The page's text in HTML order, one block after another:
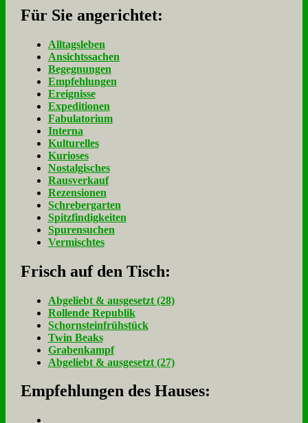
Für Sie an­ge­rich­tet:
Alltagsleben
Ansichtssachen
Begegnungen
Empfehlungen
Ereignisse
Expeditionen
Fabulatorium
Interna
Kulturelles
Kurioses
Nostalgisches
Rausverkauf
Rezensionen
Schrebergarten
Spitzfindigkeiten
Spurensuchen
Vermischtes
Frisch auf den Tisch:
Ab­ge­liebt & aus­ge­setzt (28)
Rol­len­de Re­pu­blik
Schorn­stein­früh­stück
Twin Beaks
Gra­ben­kampf
Ab­ge­liebt & aus­ge­setzt (27)
Empfehlungen des Hauses: